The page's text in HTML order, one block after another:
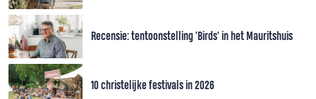
Recensie: tentoonstelling 'Birds' in het Mauritshuis
10 christelijke festivals in 2026